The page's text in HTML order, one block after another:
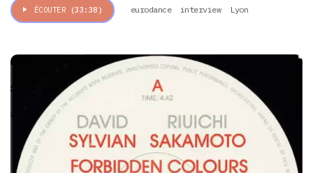
ÉCOUTER (33:38) eurodance interview Lyon